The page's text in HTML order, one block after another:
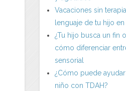
Vacaciones sin
lenguaje de tu hijo
¿Tu hijo busca un fin
cómo diferenciar
sensorial
¿Cómo puede
niño con TDAH?